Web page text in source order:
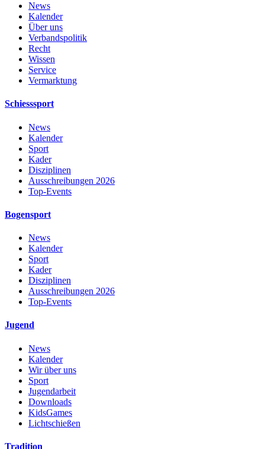
News
Kalender
Über uns
Verbandspolitik
Recht
Wissen
Service
Vermarktung
Schiesssport
News
Kalender
Sport
Kader
Disziplinen
Ausschreibungen 2026
Top-Events
Bogensport
News
Kalender
Sport
Kader
Disziplinen
Ausschreibungen 2026
Top-Events
Jugend
News
Kalender
Wir über uns
Sport
Jugendarbeit
Downloads
KidsGames
Lichtschießen
Tradition